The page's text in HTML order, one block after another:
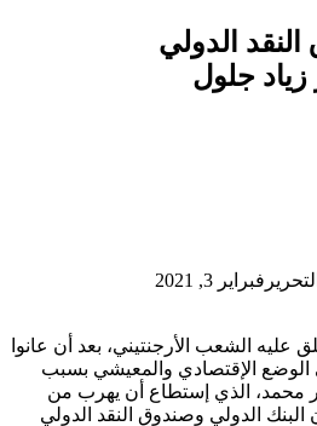
الدولي
زياد جلول
فبراير 3, 2021
الشعب الأرجنتيني، بعد أن عانوا
الوضع الإقتصادي والمعيشي بسبب
محمد، الذي إستطاع أن يهرب من
الدولي وصندوق النقد الدولي